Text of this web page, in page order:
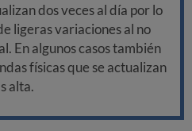
dos veces al día por lo
ligeras variaciones al no
En algunos casos también
físicas que se actualizan
alta.